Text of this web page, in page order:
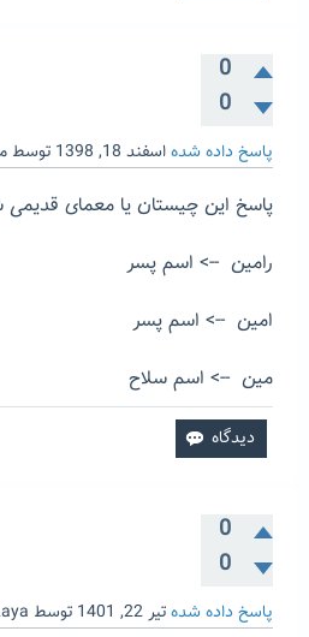
0
0
پاسخ داده شدهاسفند 18, 1398 توسط
پاسخ این چیستان یا معمای
رامین --> اسم پسر
امین --> اسم پسر
مین --> اسم سلاح
0
0
پاسخ داده شدهتیر 22, 1401 توسط